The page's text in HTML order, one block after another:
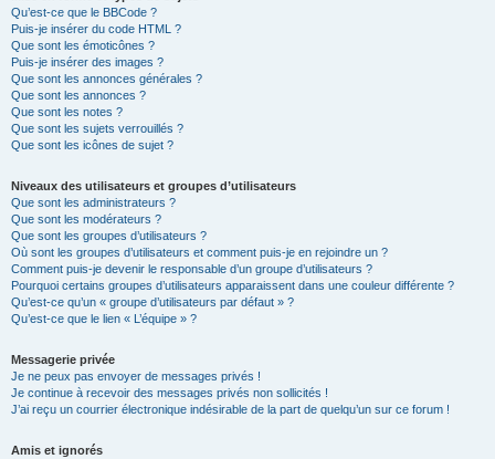
Qu’est-ce que le BBCode ?
Puis-je insérer du code HTML ?
Que sont les émoticônes ?
Puis-je insérer des images ?
Que sont les annonces générales ?
Que sont les annonces ?
Que sont les notes ?
Que sont les sujets verrouillés ?
Que sont les icônes de sujet ?
Niveaux des utilisateurs et groupes d’utilisateurs
Que sont les administrateurs ?
Que sont les modérateurs ?
Que sont les groupes d’utilisateurs ?
Où sont les groupes d’utilisateurs et comment puis-je en rejoindre un ?
Comment puis-je devenir le responsable d’un groupe d’utilisateurs ?
Pourquoi certains groupes d’utilisateurs apparaissent dans une couleur différente ?
Qu’est-ce qu’un « groupe d’utilisateurs par défaut » ?
Qu’est-ce que le lien « L’équipe » ?
Messagerie privée
Je ne peux pas envoyer de messages privés !
Je continue à recevoir des messages privés non sollicités !
J’ai reçu un courrier électronique indésirable de la part de quelqu’un sur ce forum !
Amis et ignorés